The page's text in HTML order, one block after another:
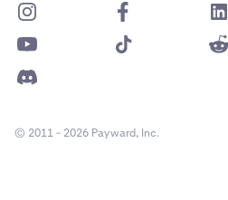
© 2011 - 2026 Payward, Inc.